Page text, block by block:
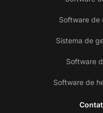
Software de
Sistema de
Software
Software de